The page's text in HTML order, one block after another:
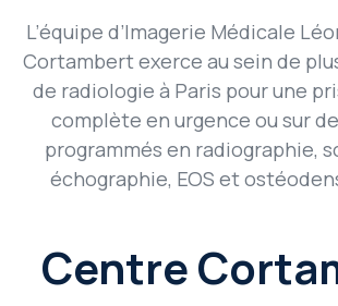
L’équipe d’Imagerie Médicale
Cortambert exerce au sein de
de radiologie à Paris pour une
complète en urgence ou sur
programmés en radiographie,
échographie, EOS et
Centre